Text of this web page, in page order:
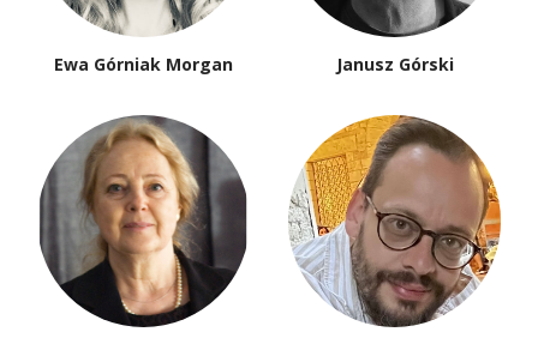
Ewa Górniak Morgan Janusz Górski